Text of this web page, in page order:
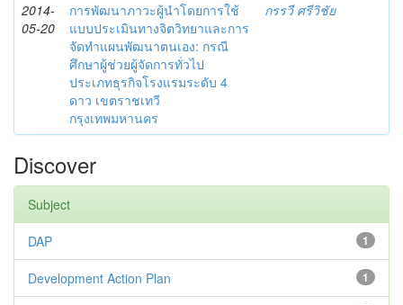
2014-
05-20
การพัฒนาภาวะผู้นำโดยการใช้
แบบประเมินทางจิตวิทยาและการ
จัดทำแผนพัฒนาตนเอง: กรณี
ศึกษาผู้ช่วยผู้จัดการทั่วไป
ประเภทธุรกิจโรงแรมระดับ 4
ดาว เขตราชเทวี
กรุงเทพมหานคร
กรรวี ศรีวิชัย
Discover
Subject
1
DAP
1
Development Action Plan